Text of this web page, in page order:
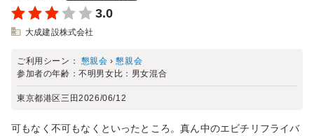
3.0
大成建設株式会社
ご利用シーン： 懇親会 ›懇親会
参加者の年齢：不明 男女比： 男女混合
東京都港区三田2026/06/12
可もなく不可もなくといったところ。真ん中のエビチリフライバ